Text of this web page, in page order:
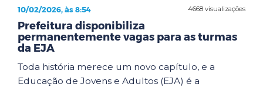
4668 visualizações
10/02/2026, às 8:54
Prefeitura disponibiliza
permanentemente vagas para as turmas
da EJA
Toda história merece um novo capítulo, e a
Educação de Jovens e Adultos (EJA) é a